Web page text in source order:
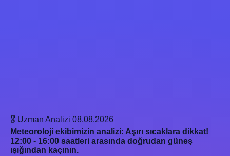
🎖️ Uzman Analizi 08.08.2026
Meteoroloji ekibimizin analizi: Aşırı sıcaklara dikkat!
12:00 - 16:00 saatleri arasında doğrudan güneş
ışığından kaçının.